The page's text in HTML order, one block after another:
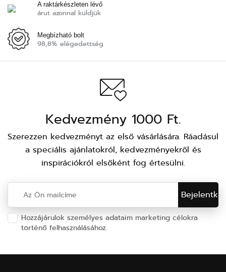
A raktárkészleten lévő
árut azonnal küldjük
Megbízható bolt
98,8% elégedettség
Kedvezmény 1000 Ft.
Szerezzen kedvezményt az első vásárlására. Ráadásul
a speciális ajánlatokról, kedvezményekről és
inspirációkról elsőként fog értesülni.
Hozzájárulok személyes adataim marketing célokra
történő felhasználásához.